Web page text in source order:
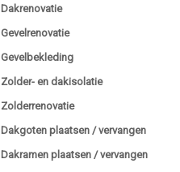
Dakrenovatie
Gevelrenovatie
Gevelbekleding
Zolder- en dakisolatie
Zolderrenovatie
Dakgoten plaatsen / vervangen
Dakramen plaatsen / vervangen